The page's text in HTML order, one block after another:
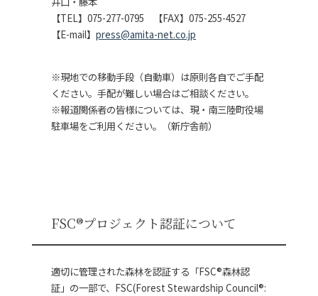
【TEL】075-277-0795 【FAX】075-255-4527
【E-mail】press@amita-net.co.jp
※現地での移動手段（自動車）は原則各自でご手配
ください。手配が難しい場合はご相談ください。
※報道関係者の皆様については、現・南三陸町役場
駐車場をご利用ください。（新庁舎前）
FSC®プロジェクト認証について
適切に管理された森林を認証する「FSC®森林認
証」の一部で、FSC(Forest Stewardship Council®: